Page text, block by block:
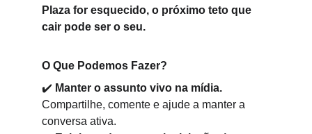
Plaza for esquecido, o próximo teto que
cair pode ser o seu.
O Que Podemos Fazer?
✔️ Manter o assunto vivo na mídia.
Compartilhe, comente e ajude a manter a
conversa ativa.